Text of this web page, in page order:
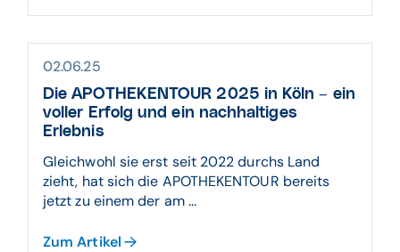
02.06.25
Die APOTHEKENTOUR 2025 in Köln – ein
voller Erfolg und ein nachhaltiges
Erlebnis
Gleichwohl sie erst seit 2022 durchs Land
zieht, hat sich die APOTHEKENTOUR bereits
jetzt zu einem der am ...
Zum Artikel